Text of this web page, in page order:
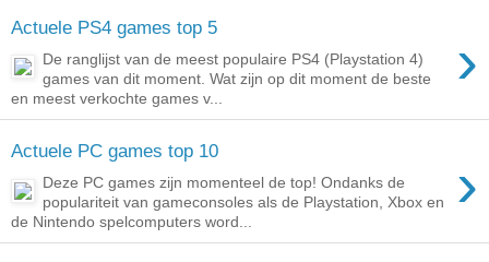
Actuele PS4 games top 5 ›
De ranglijst van de meest populaire PS4 (Playstation 4)
games van dit moment. Wat zijn op dit moment de beste
en meest verkochte games v...
Actuele PC games top 10 ›
Deze PC games zijn momenteel de top! Ondanks de
populariteit van gameconsoles als de Playstation, Xbox en
de Nintendo spelcomputers word...